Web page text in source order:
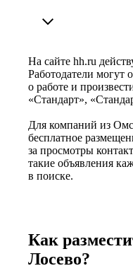
На сайте hh.ru
Работодатели могут
о работе и
«Стандарт»,
Для компаний из
бесплатное
за просмотры
такие объявления
в поиске.
Как
Лосево?